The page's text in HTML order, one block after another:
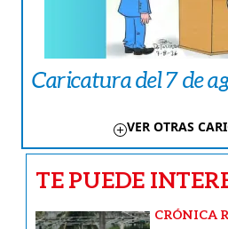
Caricatura del 7 de
VER OTRAS
TE PUEDE
CRÓNICA